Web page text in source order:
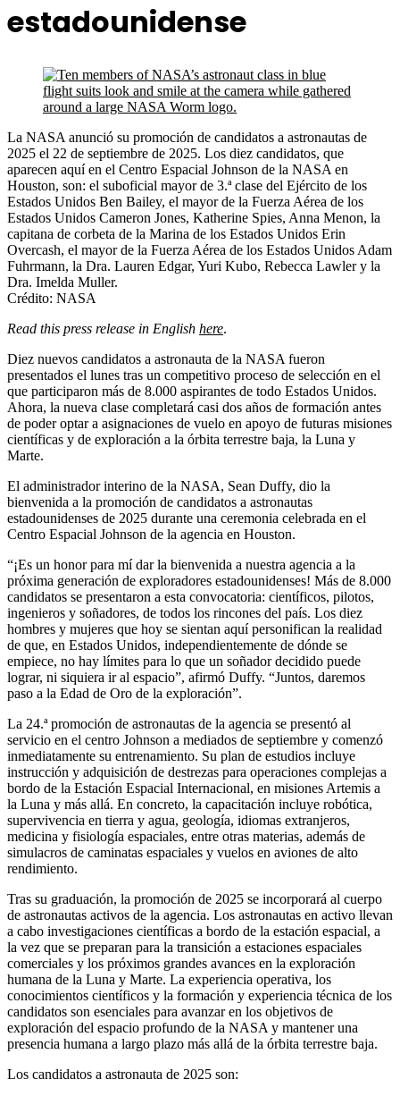
estadounidense
La NASA anunció su promoción de candidatos a astronautas de
2025 el 22 de septiembre de 2025. Los diez candidatos, que
aparecen aquí en el Centro Espacial Johnson de la NASA en
Houston, son: el suboficial mayor de 3.ª clase del Ejército de los
Estados Unidos Ben Bailey, el mayor de la Fuerza Aérea de los
Estados Unidos Cameron Jones, Katherine Spies, Anna Menon, la
capitana de corbeta de la Marina de los Estados Unidos Erin
Overcash, el mayor de la Fuerza Aérea de los Estados Unidos Adam
Fuhrmann, la Dra. Lauren Edgar, Yuri Kubo, Rebecca Lawler y la
Dra. Imelda Muller.
Crédito: NASA
Read this press release in English here.
Diez nuevos candidatos a astronauta de la NASA fueron
presentados el lunes tras un competitivo proceso de selección en el
que participaron más de 8.000 aspirantes de todo Estados Unidos.
Ahora, la nueva clase completará casi dos años de formación antes
de poder optar a asignaciones de vuelo en apoyo de futuras misiones
científicas y de exploración a la órbita terrestre baja, la Luna y
Marte.
El administrador interino de la NASA, Sean Duffy, dio la
bienvenida a la promoción de candidatos a astronautas
estadounidenses de 2025 durante una ceremonia celebrada en el
Centro Espacial Johnson de la agencia en Houston.
“¡Es un honor para mí dar la bienvenida a nuestra agencia a la
próxima generación de exploradores estadounidenses! Más de 8.000
candidatos se presentaron a esta convocatoria: científicos, pilotos,
ingenieros y soñadores, de todos los rincones del país. Los diez
hombres y mujeres que hoy se sientan aquí personifican la realidad
de que, en Estados Unidos, independientemente de dónde se
empiece, no hay límites para lo que un soñador decidido puede
lograr, ni siquiera ir al espacio”, afirmó Duffy. “Juntos, daremos
paso a la Edad de Oro de la exploración”.
La 24.ª promoción de astronautas de la agencia se presentó al
servicio en el centro Johnson a mediados de septiembre y comenzó
inmediatamente su entrenamiento. Su plan de estudios incluye
instrucción y adquisición de destrezas para operaciones complejas a
bordo de la Estación Espacial Internacional, en misiones Artemis a
la Luna y más allá. En concreto, la capacitación incluye robótica,
supervivencia en tierra y agua, geología, idiomas extranjeros,
medicina y fisiología espaciales, entre otras materias, además de
simulacros de caminatas espaciales y vuelos en aviones de alto
rendimiento.
Tras su graduación, la promoción de 2025 se incorporará al cuerpo
de astronautas activos de la agencia. Los astronautas en activo llevan
a cabo investigaciones científicas a bordo de la estación espacial, a
la vez que se preparan para la transición a estaciones espaciales
comerciales y los próximos grandes avances en la exploración
humana de la Luna y Marte. La experiencia operativa, los
conocimientos científicos y la formación y experiencia técnica de los
candidatos son esenciales para avanzar en los objetivos de
exploración del espacio profundo de la NASA y mantener una
presencia humana a largo plazo más allá de la órbita terrestre baja.
Los candidatos a astronauta de 2025 son: